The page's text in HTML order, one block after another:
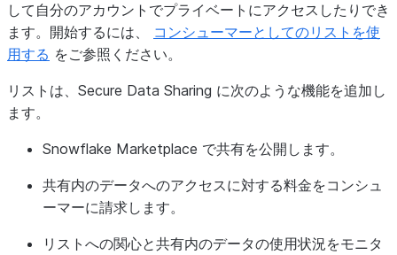
して自分のアカウントでプライベートにアクセスしたりでき
ます。開始するには、 コンシューマーとしてのリストを使
用する をご参照ください。
リストは、Secure Data Sharing に次のような機能を追加し
ます。
Snowflake Marketplace で共有を公開します。
共有内のデータへのアクセスに対する料金をコンシュ
ーマーに請求します。
リストへの関心と共有内のデータの使用状況をモニタ